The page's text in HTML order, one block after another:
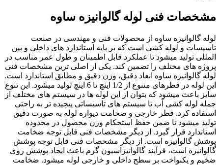
مشخصات فنی لوله گالوانیزه ساوه
لوله گالوانیزه ساوه از محصولات فنی و مهندسی در صنعت
تاسیسات و لوله کشی است که بر پایه استاندارد های داخلی و بین
المللی تولید میشود تا عملکرد قابل اطمینان و طول عمر مناسب در
پروژه های مختلف را تضمین کند. یکی از اصلی ترین مشخصات فنی
لوله گالوانیزه ساوه ابعاد دقیق، وزن دقیق و مطابق استاندارد است.
این لوله در قطرهای متنوع از 1/2 اینچ تا 6 اینچ تولید میشود. این تنوع
سایز باعث میشود که بتوان از این لوله ها در سیستم های مختلف از
جمله لوله کشی آب تا سیستم های تاسیساتی پیچیده تر به راحتی
استفاده کرد. قطر خارجی و ضخامت دیواره لوله به صورت دقیق
تولید میشود تا ضمن حفظ استحکام وزن محصول در محدوده
استاندارد قرار گیرد. از دیگر مشخصات فنی قابل توجه ضخامت
پوشش گالوانیزه است. از دیگر مشخصات فنی قابل توجه پوشش
گالوانیزه است، فرآیند گالوانیزاسیون گرم باعث ایجاد پوشش روی
ضخیم و یکنواخت بر سطح داخلی و خارجی لوله میشود. ضخامت